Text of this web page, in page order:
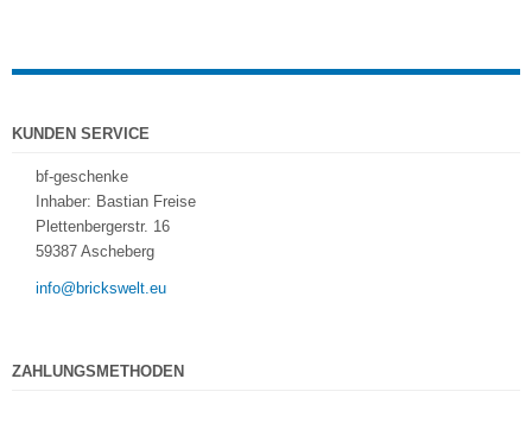
KUNDEN SERVICE
bf-geschenke
Inhaber: Bastian Freise
Plettenbergerstr. 16
59387 Ascheberg
info@brickswelt.eu
ZAHLUNGSMETHODEN